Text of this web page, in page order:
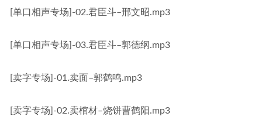
[单口相声专场]-02.君臣斗–邢文昭.mp3
[单口相声专场]-03.君臣斗–郭德纲.mp3
[卖字专场]-01.卖面–郭鹤鸣.mp3
[卖字专场]-02.卖棺材–烧饼曹鹤阳.mp3